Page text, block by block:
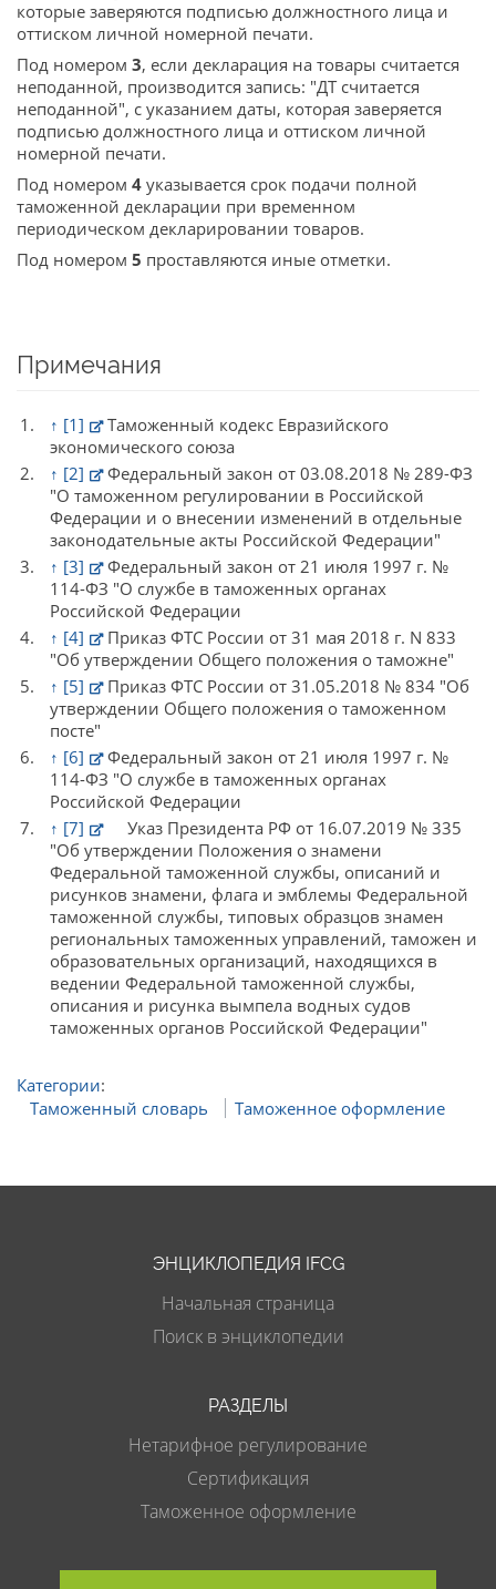
которые заверяются подписью должностного лица и
оттиском личной номерной печати.
Под номером 3, если декларация на товары считается
неподанной, производится запись: "ДТ считается
неподанной", с указанием даты, которая заверяется
подписью должностного лица и оттиском личной
номерной печати.
Под номером 4 указывается срок подачи полной
таможенной декларации при временном
периодическом декларировании товаров.
Под номером 5 проставляются иные отметки.
Примечания
↑ [1]
Таможенный кодекс Евразийского
экономического союза
↑ [2]
Федеральный закон от 03.08.2018 № 289-ФЗ
"О таможенном регулировании в Российской
Федерации и о внесении изменений в отдельные
законодательные акты Российской Федерации"
↑ [3]
Федеральный закон от 21 июля 1997 г. №
114-ФЗ "О службе в таможенных органах
Российской Федерации
↑ [4]
Приказ ФТС России от 31 мая 2018 г. N 833
"Об утверждении Общего положения о таможне"
↑ [5]
Приказ ФТС России от 31.05.2018 № 834 "Об
утверждении Общего положения о таможенном
посте"
↑ [6]
Федеральный закон от 21 июля 1997 г. №
114-ФЗ "О службе в таможенных органах
Российской Федерации
↑ [7]
Указ Президента РФ от 16.07.2019 № 335
"Об утверждении Положения о знамени
Федеральной таможенной службы, описаний и
рисунков знамени, флага и эмблемы Федеральной
таможенной службы, типовых образцов знамен
региональных таможенных управлений, таможен и
образовательных организаций, находящихся в
ведении Федеральной таможенной службы,
описания и рисунка вымпела водных судов
таможенных органов Российской Федерации"
Категории:
Таможенный словарь
Таможенное оформление
ЭНЦИКЛОПЕДИЯ IFCG
Начальная страница
Поиск в энциклопедии
РАЗДЕЛЫ
Нетарифное регулирование
Сертификация
Таможенное оформление